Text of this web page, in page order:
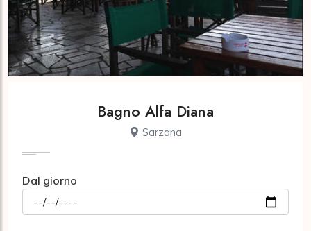
Bagno Alfa Diana
Sarzana
Dal giorno